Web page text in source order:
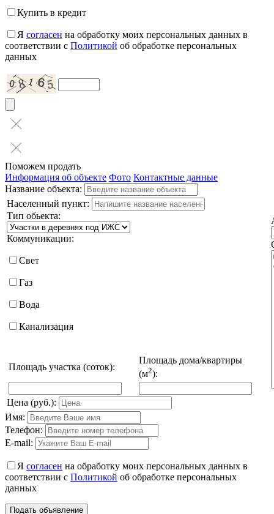
Купить в кредит
Я согласен на обработку моих персональных данных в
соответствии с Политикой об обработке персональных
данных
Поможем продать
Информация об объекте Фото Контактные данные
Название объекта:
Населенный пункт:
Тип обьекта:
Коммуникации:
Свет
Газ
Вода
Канализация
Площадь участка (соток):
Площадь дома/квартиры
(м2):
Цена (руб.):
Имя:
Телефон:
E-mail:
Я согласен на обработку моих персональных данных в
соответствии с Политикой об обработке персональных
данных